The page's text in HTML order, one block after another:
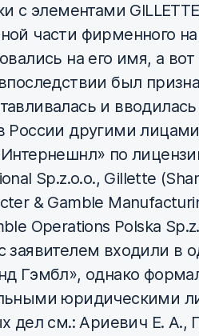
с элементами
части фирменного
на его имя, а
был
и
России другими
по
Sp.z.o.o., Gillette
& Gamble
Operations Polska
заявителем входили в
Гэмбл», однако
юридическими
дел см.: Ариевич Е. А.,